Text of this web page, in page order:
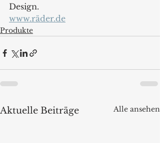
Design.
www.räder.de
Produkte
Aktuelle Beiträge Alle ansehen